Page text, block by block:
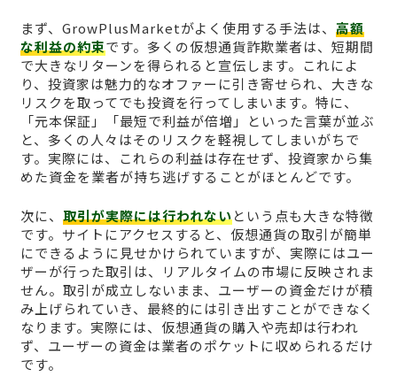
まず、GrowPlusMarketがよく使用する手法は、 高額
な利益の約束です。多くの仮想通貨詐欺業者は、短期間
で大きなリターンを得られると宣伝します。これによ
り、投資家は魅力的なオファーに引き寄せられ、大きな
リスクを取ってでも投資を行ってしまいます。特に、
「元本保証」「最短で利益が倍増」といった言葉が並ぶ
と、多くの人々はそのリスクを軽視してしまいがちで
す。実際には、これらの利益は存在せず、投資家から集
めた資金を業者が持ち逃げすることがほとんどです。
次に、 取引が実際には行われないという点も大きな特徴
です。サイトにアクセスすると、仮想通貨の取引が簡単
にできるように見せかけられていますが、実際にはユー
ザーが行った取引は、リアルタイムの市場に反映されま
せん。取引が成立しないまま、ユーザーの資金だけが積
み上げられていき、最終的には引き出すことができなく
なります。実際には、仮想通貨の購入や売却は行われ
ず、ユーザーの資金は業者のポケットに収められるだけ
です。